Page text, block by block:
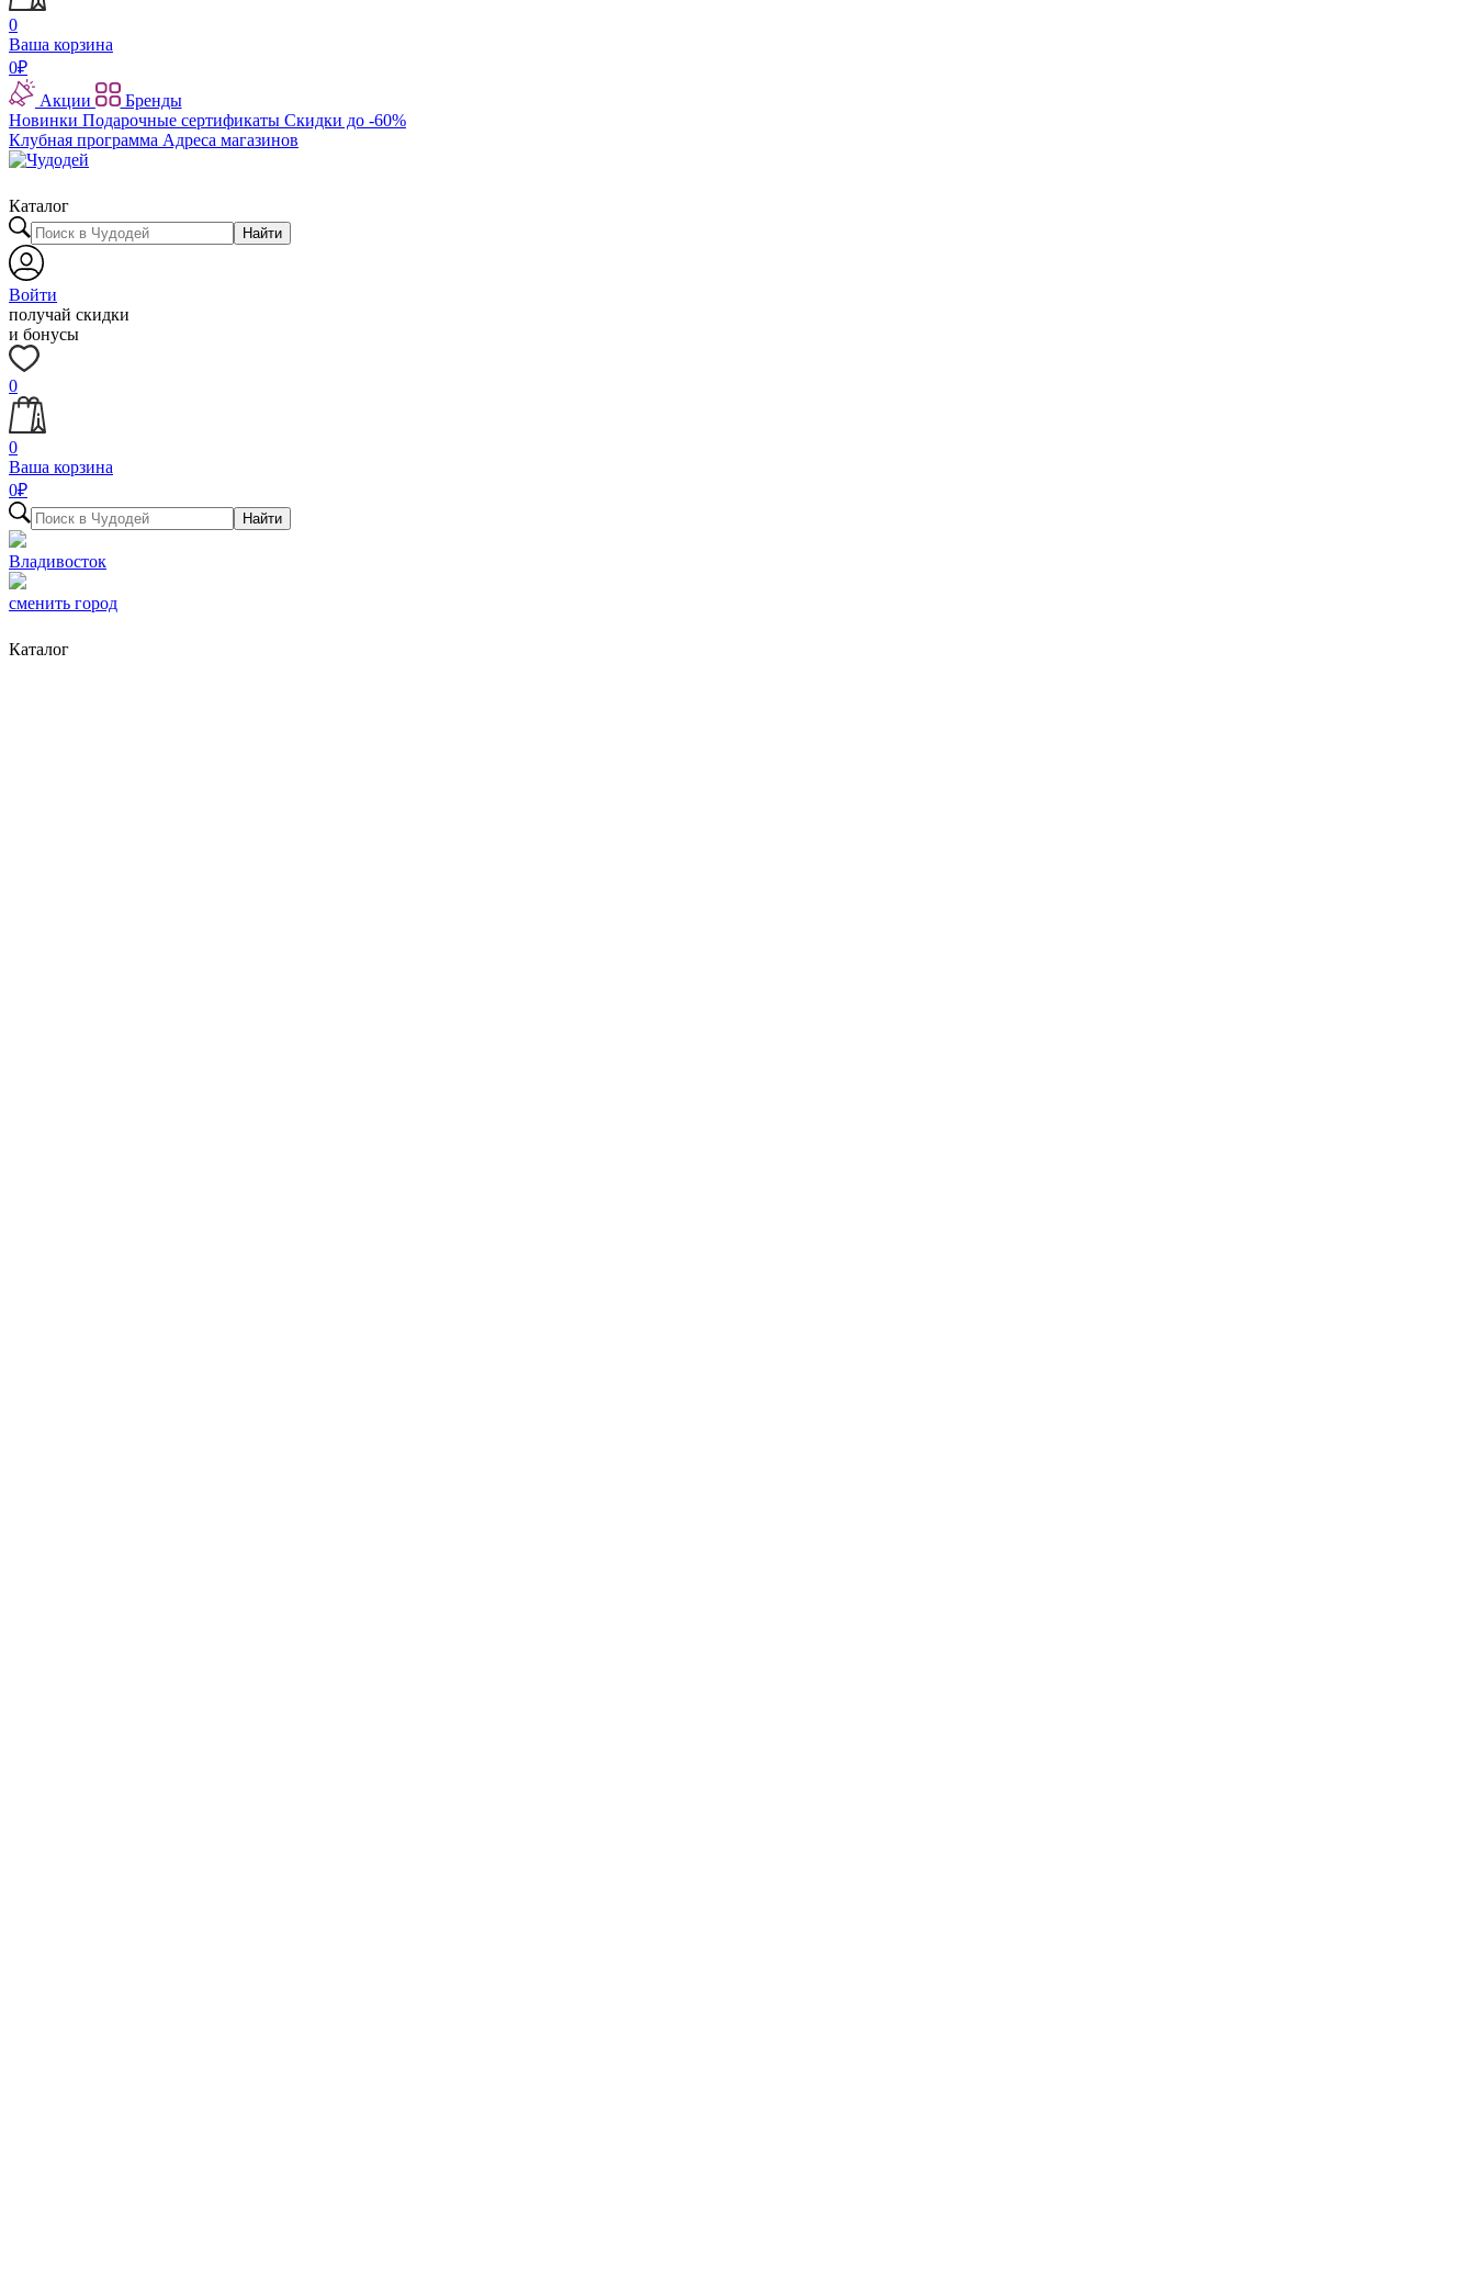
0
Ваша корзина
0₽
Акции
Бренды
Новинки Подарочные сертификаты Скидки до -60%
Клубная программа Адреса магазинов
Каталог
Найти
Войти
получай скидки
и бонусы
0
0
Ваша корзина
0₽
Найти
Владивосток
сменить город
Каталог